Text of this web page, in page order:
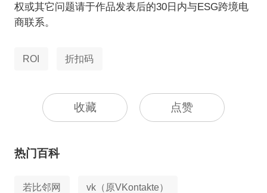
权或其它问题请于作品发表后的30日内与ESG跨境电
商联系。
ROI 折扣码
收藏 点赞
热门百科
若比邻网 vk（原VKontakte）